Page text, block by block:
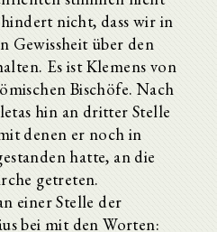
nicht, dass wir in
Gewissheit über den
Es ist Klemens von
Bischöfe. Nach
hin an dritter Stelle
denen er noch in
hatte, an die
getreten.
einer Stelle der
bei mit den Worten: